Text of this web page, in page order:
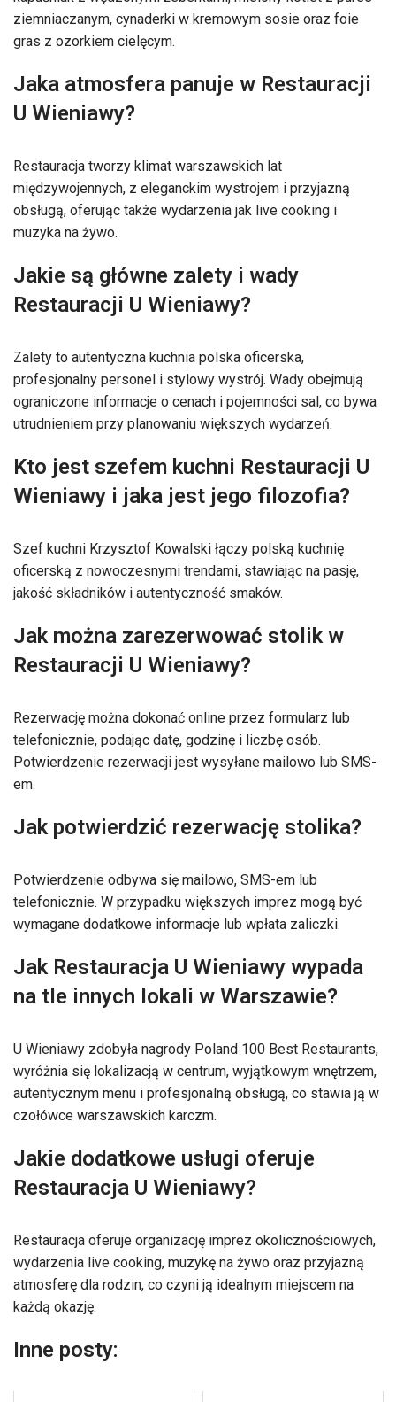
ziemniaczanym, cynaderki w kremowym sosie oraz foie
gras z ozorkiem cielęcym.
Jaka atmosfera panuje w Restauracji
U Wieniawy?
Restauracja tworzy klimat warszawskich lat
międzywojennych, z eleganckim wystrojem i przyjazną
obsługą, oferując także wydarzenia jak live cooking i
muzyka na żywo.
Jakie są główne zalety i wady
Restauracji U Wieniawy?
Zalety to autentyczna kuchnia polska oficerska,
profesjonalny personel i stylowy wystrój. Wady obejmują
ograniczone informacje o cenach i pojemności sal, co bywa
utrudnieniem przy planowaniu większych wydarzeń.
Kto jest szefem kuchni Restauracji U
Wieniawy i jaka jest jego filozofia?
Szef kuchni Krzysztof Kowalski łączy polską kuchnię
oficerską z nowoczesnymi trendami, stawiając na pasję,
jakość składników i autentyczność smaków.
Jak można zarezerwować stolik w
Restauracji U Wieniawy?
Rezerwację można dokonać online przez formularz lub
telefonicznie, podając datę, godzinę i liczbę osób.
Potwierdzenie rezerwacji jest wysyłane mailowo lub SMS-
em.
Jak potwierdzić rezerwację stolika?
Potwierdzenie odbywa się mailowo, SMS-em lub
telefonicznie. W przypadku większych imprez mogą być
wymagane dodatkowe informacje lub wpłata zaliczki.
Jak Restauracja U Wieniawy wypada
na tle innych lokali w Warszawie?
U Wieniawy zdobyła nagrody Poland 100 Best Restaurants,
wyróżnia się lokalizacją w centrum, wyjątkowym wnętrzem,
autentycznym menu i profesjonalną obsługą, co stawia ją w
czołówce warszawskich karczm.
Jakie dodatkowe usługi oferuje
Restauracja U Wieniawy?
Restauracja oferuje organizację imprez okolicznościowych,
wydarzenia live cooking, muzykę na żywo oraz przyjazną
atmosferę dla rodzin, co czyni ją idealnym miejscem na
każdą okazję.
Inne posty: